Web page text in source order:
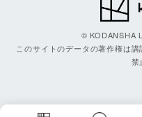
© KODANSHA
このサイトのデータの著作権は
禁